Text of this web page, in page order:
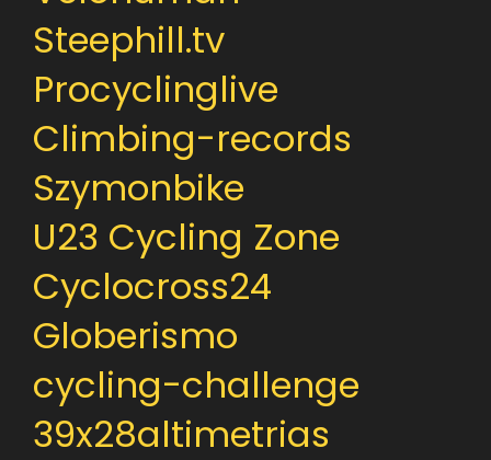
Steephill.tv
Procyclinglive
Climbing-records
Szymonbike
U23 Cycling Zone
Cyclocross24
Globerismo
cycling-challenge
39x28altimetrias